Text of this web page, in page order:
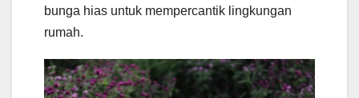
bunga hias untuk mempercantik lingkungan
rumah.